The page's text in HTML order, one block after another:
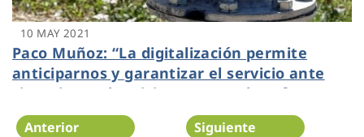
10 MAY 2021
Paco Muñoz: “La digitalización permite
anticiparnos y garantizar el servicio ante
situaciones de crisis como son los efectos
meteorológicos extremos”
Anterior Siguiente